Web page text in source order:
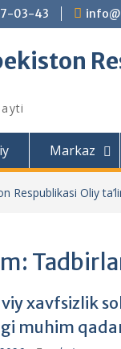
03-43
Markaz
Respublikasi Oliy
xavfsizlik
muhim